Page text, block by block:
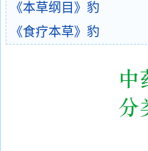
《本草纲目》豹
《食疗本草》豹